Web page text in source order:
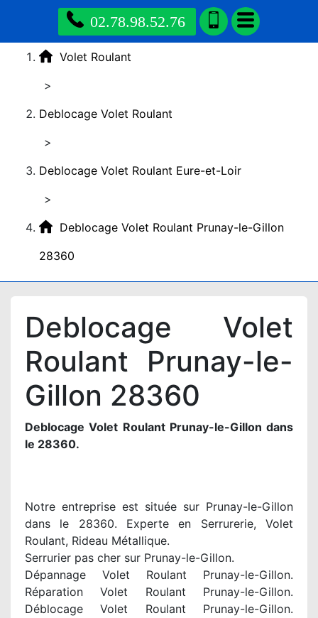
02.78.98.52.76
Volet Roulant
>
Deblocage Volet Roulant
>
Deblocage Volet Roulant Eure-et-Loir
>
Deblocage Volet Roulant Prunay-le-Gillon
28360
Deblocage Volet
Roulant Prunay-le-
Gillon 28360
Deblocage Volet Roulant Prunay-le-Gillon dans
le 28360.
Notre entreprise est située sur Prunay-le-Gillon
dans le 28360. Experte en Serrurerie, Volet
Roulant, Rideau Métallique.
Serrurier pas cher sur Prunay-le-Gillon.
Dépannage Volet Roulant Prunay-le-Gillon.
Réparation Volet Roulant Prunay-le-Gillon.
Déblocage Volet Roulant Prunay-le-Gillon.